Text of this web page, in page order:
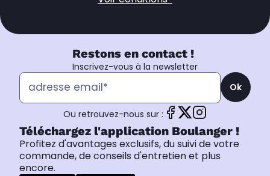
Restons en contact !
Inscrivez-vous à la newsletter
Ok
Ou retrouvez-nous sur :
Téléchargez l'application Boulanger !
Profitez d'avantages exclusifs, du suivi de votre
commande, de conseils d'entretien et plus
encore.